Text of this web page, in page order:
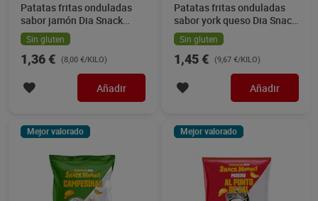
Patatas fritas onduladas
sabor jamón Dia Snack
Maniac 170 g
Sin gluten
1,36 € (8,00 €/KILO)
Añadir
Patatas fritas onduladas
sabor york queso Dia Snack
Maniac 150 g
Sin gluten
1,45 € (9,67 €/KILO)
Añadir
Mejor valorado Mejor valorado